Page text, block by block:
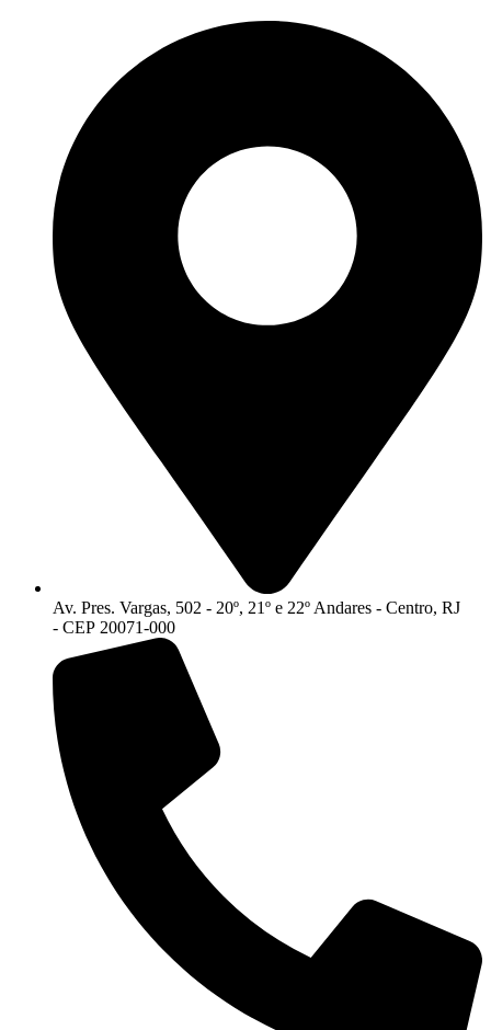
Av. Pres. Vargas, 502 - 20º, 21º e 22º Andares - Centro, RJ
- CEP 20071-000